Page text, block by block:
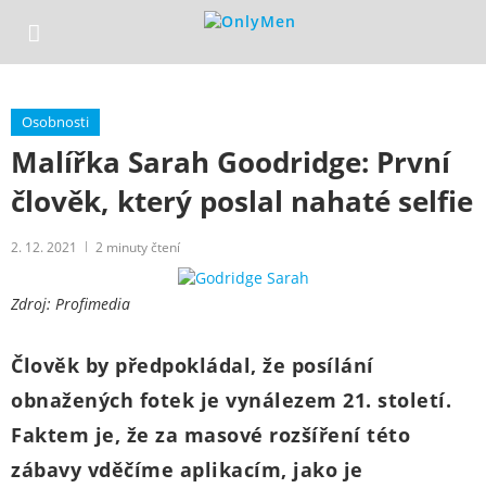
Osobnosti
Malířka Sarah Goodridge: První
člověk, který poslal nahaté selfie
2. 12. 2021 2 minuty čtení
Zdroj: Profimedia
Člověk by předpokládal, že posílání
obnažených fotek je vynálezem 21. století.
Faktem je, že za masové rozšíření této
zábavy vděčíme aplikacím, jako je